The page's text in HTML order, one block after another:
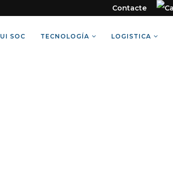
Contacte
SOC TECNOLOGÍA LOGISTICA